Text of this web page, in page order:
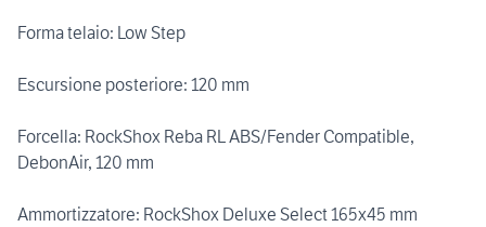
Forma telaio: Low Step
Escursione posteriore: 120 mm
Forcella: RockShox Reba RL ABS/Fender Compatible,
DebonAir, 120 mm
Ammortizzatore: RockShox Deluxe Select 165x45 mm